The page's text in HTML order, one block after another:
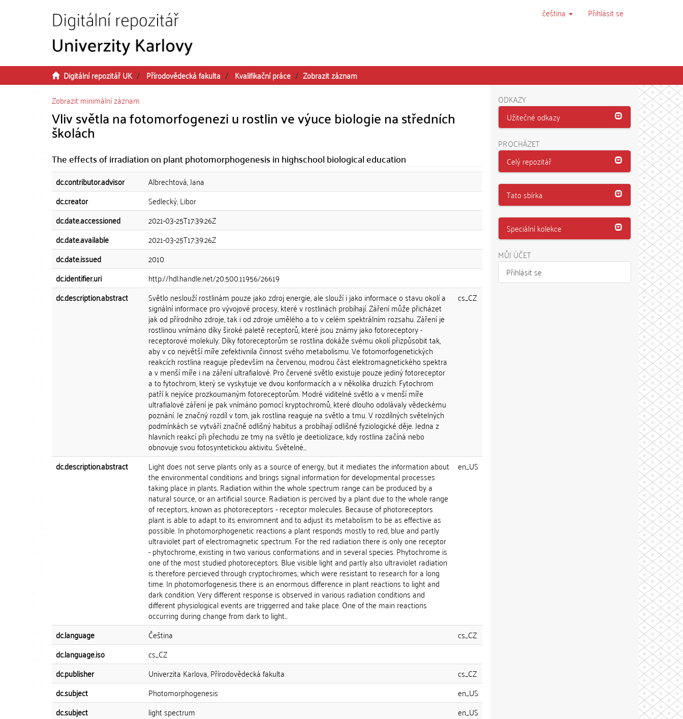
čeština Přihlásit se
Digitální repozitář UK Přírodovědecká fakulta Kvalifikační práce
Zobrazit záznam
Zobrazit minimální záznam
Vliv světla na fotomorfogenezi u rostlin ve výuce biologie na středních
školách
The effects of irradiation on plant photomorphogenesis in highschool biological education
dc.contributor.advisor
Albrechtová, Jana
dc.creator
Sedlecký, Libor
dc.date.accessioned
2021-03-25T17:39:26Z
dc.date.available
2021-03-25T17:39:26Z
dc.date.issued
2010
dc.identifier.uri
http://hdl.handle.net/20.500.11956/26619
dc.description.abstract
Světlo neslouží rostlinám pouze jako zdroj energie, ale slouží i jako informace o stavu okolí a
signální informace pro vývojové procesy, které v rostlinách probíhají. Záření může přicházet
jak od přírodního zdroje, tak i od zdroje umělého a to v celém spektrálním rozsahu. Záření je
rostlinou vnímáno díky široké paletě receptorů, které jsou známy jako fotoreceptory -
receptorové molekuly. Díky fotoreceptorům se rostlina dokáže svému okolí přizpůsobit tak,
aby v co největší míře zefektivnila činnost svého metabolismu. Ve fotomorfogenetických
reakcích rostlina reaguje především na červenou, modrou část elektromagnetického spektra
a v menší míře i na záření ultrafialové. Pro červené světlo existuje pouze jediný fotoreceptor
a to fytochrom, který se vyskytuje ve dvou konformacích a v několika druzích. Fytochrom
patří k nejvíce prozkoumaným fotoreceptorům. Modré viditelné světlo a v menší míře
ultrafialové záření je pak vnímáno pomocí kryptochromů, které dlouho odolávaly vědeckému
poznání. Je značný rozdíl v tom, jak rostlina reaguje na světlo a tmu. V rozdílných světelných
podmínkách se vytváří značně odlišný habitus a probíhají odlišné fyziologické děje. Jedna z
hlavních reakcí při přechodu ze tmy na světlo je deetiolizace, kdy rostlina začíná nebo
obnovuje svou fotosyntetickou aktivitu. Světelné...
cs_CZ
dc.description.abstract Light does not serve plants only as a source of energy, but it mediates the information about
the environmental conditions and brings signal information for developmental processes
taking place in plants. Radiation within the whole spectrum range can be produced by a
natural source, or an artificial source. Radiation is percived by a plant due to the whole range
of receptors, known as photoreceptors - receptor molecules. Because of photoreceptors
plant is able to adapt to its enviromnent and to adjust its metabolism to be as effective as
possible. In photomorphogenetic reactions a plant responds mostly to red, blue and partly
ultraviolet part of electromagnetic spectrum. For the red radiation there is only one receptor
- phytochrome, existing in two various conformations and in several species. Phytochrome is
one of the most studied photoreceptors. Blue visible light and partly also ultraviolet radiation
is therefore percieved through cryptochromes, which were resistant to research for a long
time. In photomorfogenesis there is an enormous difference in plant reactions to light and
dark condition. Very different response is observed in various radiation conditions and
different physiological events are triggerred and take place. One of the main reactions
occurring during change from dark to light...
en_US
dc.language Čeština
cs_CZ
dc.language.iso
cs_CZ
dc.publisher
Univerzita Karlova, Přírodovědecká fakulta
cs_CZ
dc.subject
Photomorphogenesis
en_US
dc.subject
light spectrum
en_US
ODKAZY
Užitečné odkazy
PROCHÁZET
Celý repozitář
Tato sbírka
Speciální kolekce
MŮJ ÚČET
Přihlásit se